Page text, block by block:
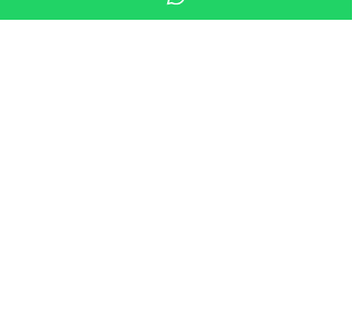
do zwrotu zużytych baterii.